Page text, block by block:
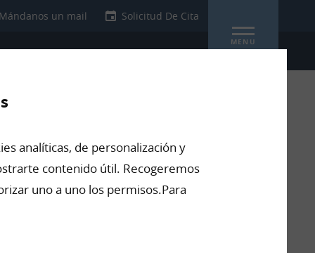
Mándanos un mail Solicitud De Cita
MENU
más información
analíticas, de personalización y
contenido útil. Recogeremos
uno a uno los permisos.Para